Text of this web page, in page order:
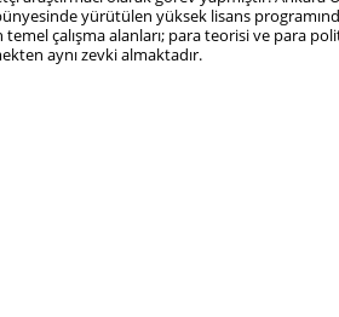
yürütülen yüksek lisans
temel çalışma alanları; para teorisi ve para
aynı zevki almaktadır.